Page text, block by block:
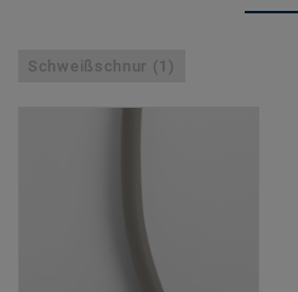
Schweißschnur (1)